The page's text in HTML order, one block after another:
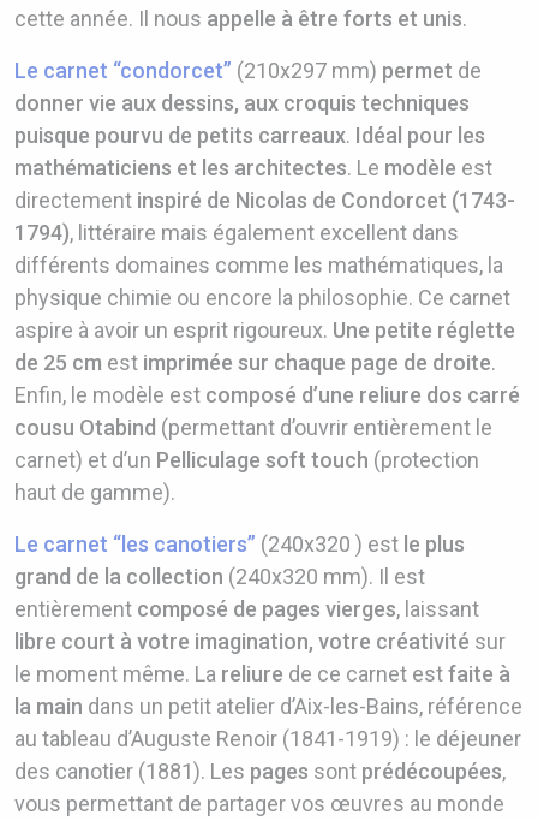
cette année. Il nous appelle à être forts et unis.
Le carnet “condorcet” (210x297 mm) permet de
donner vie aux dessins, aux croquis techniques
puisque pourvu de petits carreaux. Idéal pour les
mathématiciens et les architectes. Le modèle est
directement inspiré de Nicolas de Condorcet (1743-
1794), littéraire mais également excellent dans
différents domaines comme les mathématiques, la
physique chimie ou encore la philosophie. Ce carnet
aspire à avoir un esprit rigoureux. Une petite réglette
de 25 cm est imprimée sur chaque page de droite.
Enfin, le modèle est composé d’une reliure dos carré
cousu Otabind (permettant d’ouvrir entièrement le
carnet) et d’un Pelliculage soft touch (protection
haut de gamme).
Le carnet “les canotiers” (240x320 ) est le plus
grand de la collection (240x320 mm). Il est
entièrement composé de pages vierges, laissant
libre court à votre imagination, votre créativité sur
le moment même. La reliure de ce carnet estfaite à
la main dans un petit atelier d’Aix-les-Bains, référence
au tableau d’Auguste Renoir (1841-1919) : le déjeuner
des canotier (1881). Les pages sont prédécoupées,
vous permettant de partager vos œuvres au monde